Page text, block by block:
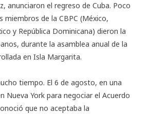
anunciaron el regreso de Cuba. Poco
miembros de la CBPC (México,
y República Dominicana) dieron la
durante la asamblea anual de la
en Isla Margarita.
tiempo. El 6 de agosto, en una
Nueva York para negociar el Acuerdo
que no aceptaba la